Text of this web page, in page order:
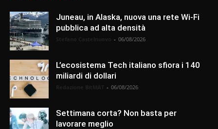
Juneau, in Alaska, nuova una rete Wi-Fi
pubblica ad alta densità
- 06/08/2026
L’ecosistema Tech italiano sfiora i 140
miliardi di dollari
- 06/08/2026
Settimana corta? Non basta per
lavorare meglio